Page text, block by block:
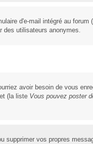
d'e-mail intégré au forum
des utilisateurs anonymes.
avoir besoin de vous
(la liste Vous pouvez poster
supprimer vos propres